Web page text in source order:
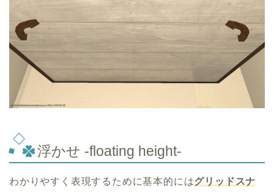
浮かせ -floating height-
わかりやすく表現するために基本的にはグリッドスナ